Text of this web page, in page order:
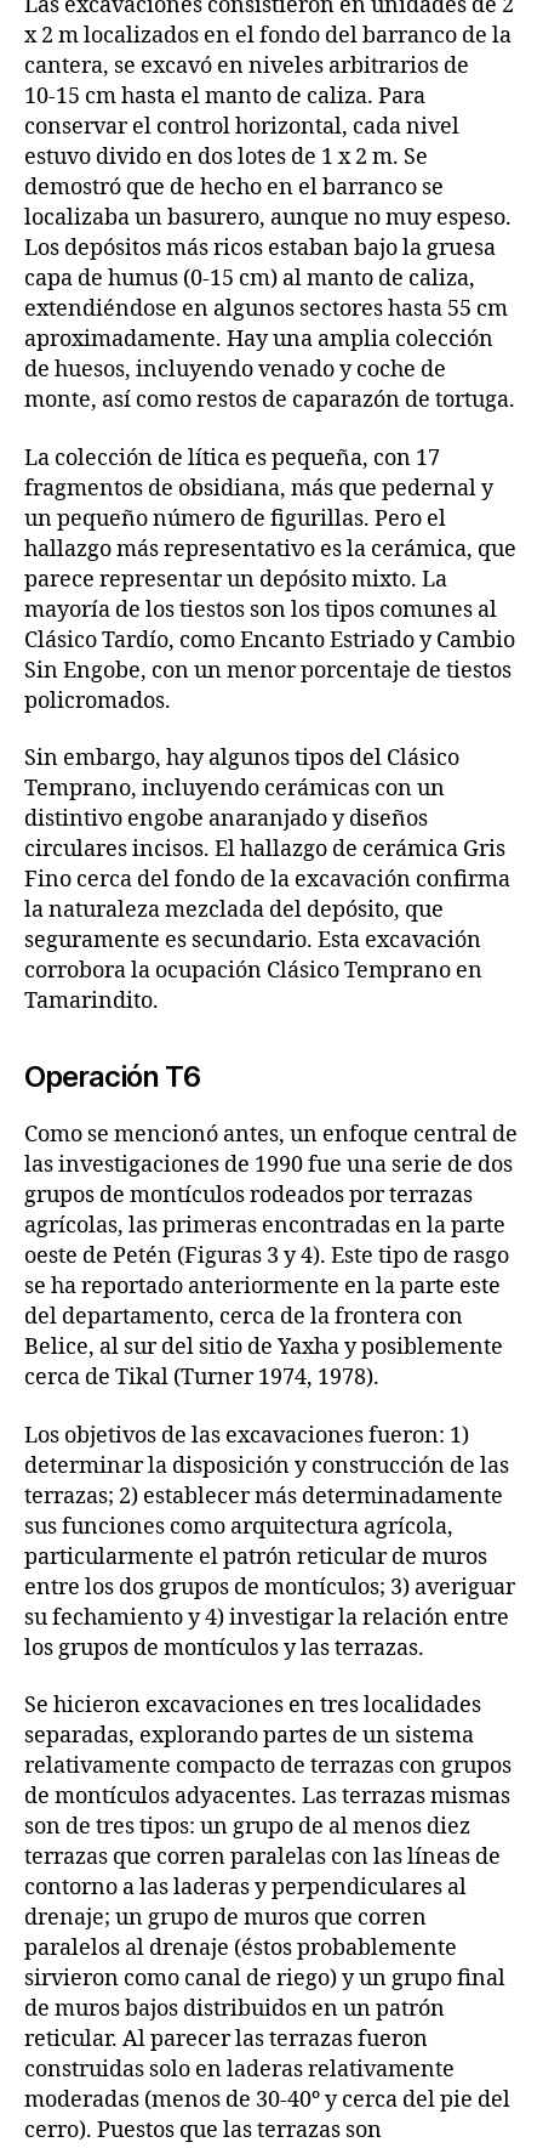
Las excavaciones consistieron en unidades de 2
x 2 m localizados en el fondo del barranco de la
cantera, se excavó en niveles arbitrarios de
10‑15 cm hasta el manto de caliza. Para
conservar el control horizontal, cada nivel
estuvo divido en dos lotes de 1 x 2 m. Se
demostró que de hecho en el barranco se
localizaba un basurero, aunque no muy espeso.
Los depósitos más ricos estaban bajo la gruesa
capa de humus (0‑15 cm) al manto de caliza,
extendiéndose en algunos sectores hasta 55 cm
aproximadamente. Hay una amplia colección
de huesos, incluyendo venado y coche de
monte, así como restos de caparazón de tortuga.
La colección de lítica es pequeña, con 17
fragmentos de obsidiana, más que pedernal y
un pequeño número de figurillas. Pero el
hallazgo más representativo es la cerámica, que
parece representar un depósito mixto. La
mayoría de los tiestos son los tipos comunes al
Clásico Tardío, como Encanto Estriado y Cambio
Sin Engobe, con un menor porcentaje de tiestos
policromados.
Sin embargo, hay algunos tipos del Clásico
Temprano, incluyendo cerámicas con un
distintivo engobe anaranjado y diseños
circulares incisos. El hallazgo de cerámica Gris
Fino cerca del fondo de la excavación confirma
la naturaleza mezclada del depósito, que
seguramente es secundario. Esta excavación
corrobora la ocupación Clásico Temprano en
Tamarindito.
Operación T6
Como se mencionó antes, un enfoque central de
las investigaciones de 1990 fue una serie de dos
grupos de montículos rodeados por terrazas
agrícolas, las primeras encontradas en la parte
oeste de Petén (Figuras 3 y 4). Este tipo de rasgo
se ha reportado anteriormente en la parte este
del departamento, cerca de la frontera con
Belice, al sur del sitio de Yaxha y posiblemente
cerca de Tikal (Turner 1974, 1978).
Los objetivos de las excavaciones fueron: 1)
determinar la disposición y construcción de las
terrazas; 2) establecer más determinadamente
sus funciones como arquitectura agrícola,
particularmente el patrón reticular de muros
entre los dos grupos de montículos; 3) averiguar
su fechamiento y 4) investigar la relación entre
los grupos de montículos y las terrazas.
Se hicieron excavaciones en tres localidades
separadas, explorando partes de un sistema
relativamente compacto de terrazas con grupos
de montículos adyacentes. Las terrazas mismas
son de tres tipos: un grupo de al menos diez
terrazas que corren paralelas con las líneas de
contorno a las laderas y perpendiculares al
drenaje; un grupo de muros que corren
paralelos al drenaje (éstos probablemente
sirvieron como canal de riego) y un grupo final
de muros bajos distribuidos en un patrón
reticular. Al parecer las terrazas fueron
construidas solo en laderas relativamente
moderadas (menos de 30‑40º y cerca del pie del
cerro). Puestos que las terrazas son